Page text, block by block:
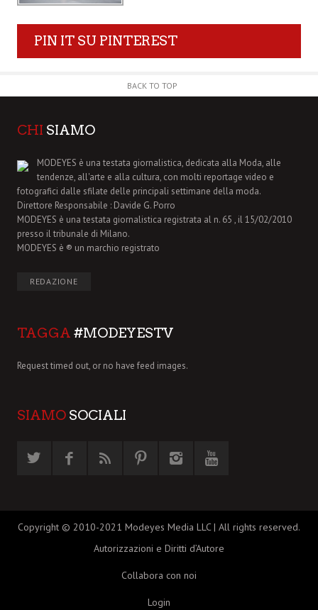
PIN IT SU PINTEREST
BACK TO TOP
CHI SIAMO
MODEYES è una testata giornalistica, dedicata alla Moda, alle
tendenze, all'arte e alla cultura, con molti reportage video e
fotografici dalle sfilate delle principali settimane della moda.
Direttore Responsabile : Davide G. Porro
MODEYES è una testata giornalistica registrata al n. 65 , il 15/02/2010
presso il tribunale di Milano.
MODEYES è ® un marchio registrato
REDAZIONE
TAGGA #MODEYESTV
Request timed out, or no have feed images.
SIAMO SOCIALI
Copyright © 2010-2021 Modeyes Media LLC | All rights reserved.
Autorizzazioni e Diritti d’Autore
Collabora con noi
Login